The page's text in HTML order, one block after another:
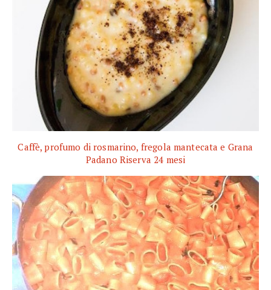
Caffè, profumo di rosmarino, fregola mantecata e Grana
Padano Riserva 24 mesi